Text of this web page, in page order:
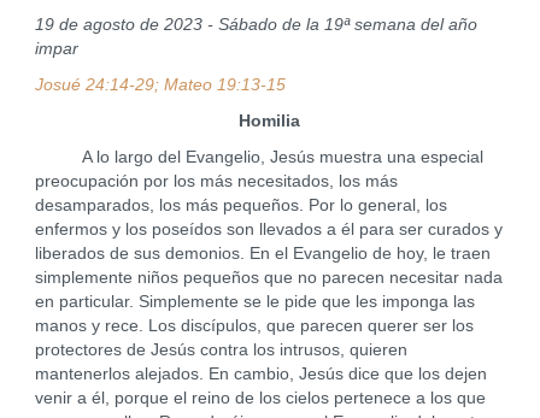
19 de agosto de 2023 - Sábado de la 19ª semana del año
impar
Josué 24:14-29; Mateo 19:13-15
Homilia
A lo largo del Evangelio, Jesús muestra una especial
preocupación por los más necesitados, los más
desamparados, los más pequeños. Por lo general, los
enfermos y los poseídos son llevados a él para ser curados y
liberados de sus demonios. En el Evangelio de hoy, le traen
simplemente niños pequeños que no parecen necesitar nada
en particular. Simplemente se le pide que les imponga las
manos y rece. Los discípulos, que parecen querer ser los
protectores de Jesús contra los intrusos, quieren
mantenerlos alejados. En cambio, Jesús dice que los dejen
venir a él, porque el reino de los cielos pertenece a los que